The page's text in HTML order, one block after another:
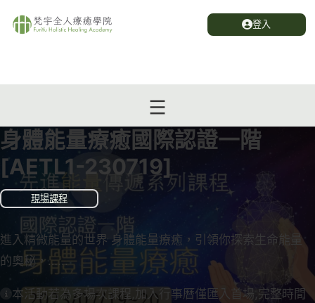
登入
身體能量療癒國際認證一階
[AETL1-230719]
現場課程
進入精微能量的世界 身體能量療癒，引領你探索生命能量
的奧秘，…...
本活動若為多場次課程,加入行事曆僅匯入首場,完整時間